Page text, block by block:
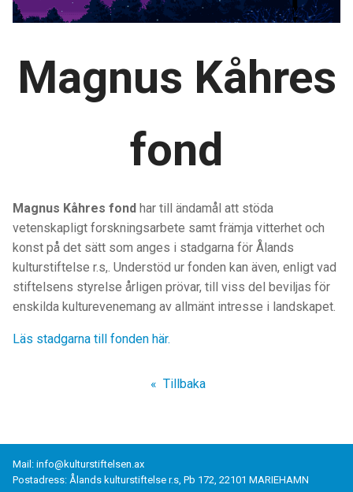
Kulturpris
Om stiftelsen
Magnus Kåhres
fond
Magnus Kåhres fond har till ändamål att stöda
vetenskapligt forskningsarbete samt främja vitterhet och
konst på det sätt som anges i stadgarna för Ålands
kulturstiftelse r.s,. Understöd ur fonden kan även, enligt vad
stiftelsens styrelse årligen prövar, till viss del beviljas för
enskilda kulturevenemang av allmänt intresse i landskapet.
Läs stadgarna till fonden här.
Tillbaka
Mail: info@kulturstiftelsen.ax
Postadress: Ålands kulturstiftelse r.s, Pb 172, 22101 MARIEHAMN